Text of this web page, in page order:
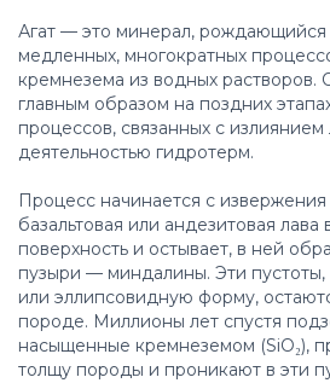
Агат — это минерал, рождающийся
медленных, многократных
кремнезема из водных растворов.
главным образом на поздних
процессов, связанных с
деятельностью гидротерм.
Процесс начинается с извержения
базальтовая или андезитовая лава
поверхность и остывает, в ней
пузыри — миндалины. Эти
или эллипсовидную форму,
породе. Миллионы лет спустя
насыщенные кремнеземом (SiO₂),
толщу породы и проникают в эти